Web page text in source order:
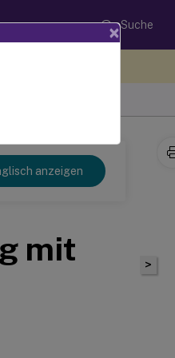
Suche
anzeigen
mit
>
×